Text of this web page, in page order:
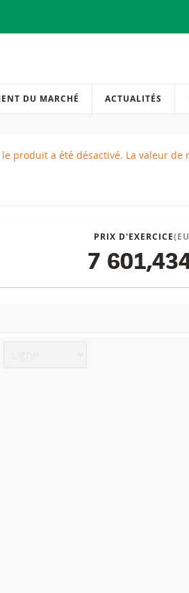
DU MARCHÉ ACTUALITÉS
le produit a été désactivé. La valeur de
PRIX D'EXERCICE
7